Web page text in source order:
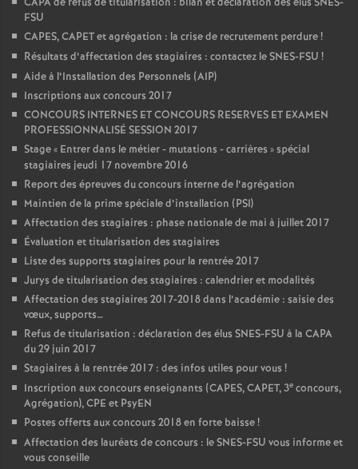
FSU
CAPES, CAPET et agrégation : la crise de recrutement perdure!
Résultats d’affectation des stagiaires : contactez le SNES-FSU !
Aide à l’Installation des Personnels (AIP)
Inscriptions aux concours 2017
CONCOURS INTERNES ET CONCOURS RESERVES ET EXAMEN
PROFESSIONNALISÉ SESSION 2017
Stage « Entrer dans le métier - mutations - carrières » spécial
stagiaires jeudi 17 novembre 2016
Report des épreuves du concours interne de l’agrégation
Maintien de la prime spéciale d’installation (PSI)
Affectation des stagiaires : phase nationale de mai à juillet 2017
Évaluation et titularisation des stagiaires
Liste des supports stagiaires pour la rentrée 2017
Jurys de titularisation des stagiaires : calendrier et modalités
Affectation des stagiaires 2017-2018 dans l’académie : saisie des
vœux, supports…
Refus de titularisation : déclaration des élus SNES-FSU à la CAPA
du 29 juin 2017
Stagiaires à la rentrée 2017 : des infos utiles pour vous !
Inscription aux concours enseignants (CAPES, CAPET, 3e concours,
Agrégation), CPE et PsyEN
Postes offerts aux concours 2018 en forte baisse!
Affectation des lauréats de concours : le SNES-FSU vous informe et
vous conseille